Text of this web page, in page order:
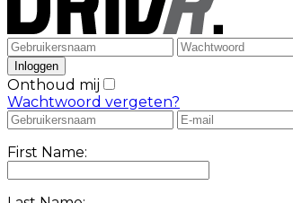
Onthoud mij
Wachtwoord vergeten?
First Name: